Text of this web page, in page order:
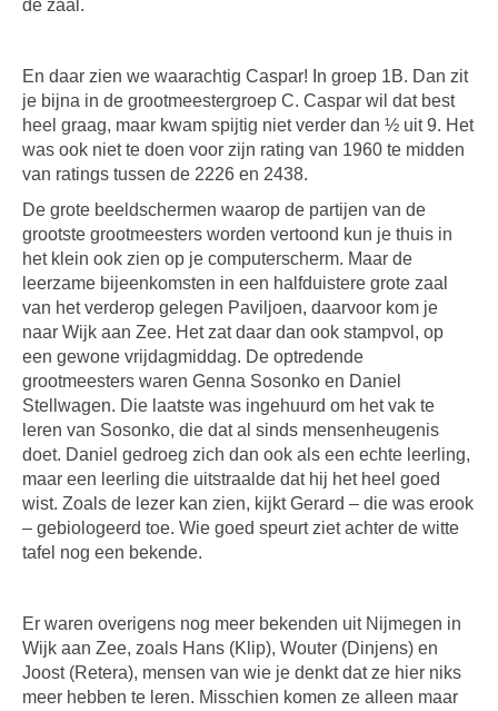
de zaal.
En daar zien we waarachtig Caspar! In groep 1B. Dan zit
je bijna in de grootmeestergroep C. Caspar wil dat best
heel graag, maar kwam spijtig niet verder dan ½ uit 9. Het
was ook niet te doen voor zijn rating van 1960 te midden
van ratings tussen de 2226 en 2438.
De grote beeldschermen waarop de partijen van de
grootste grootmeesters worden vertoond kun je thuis in
het klein ook zien op je computerscherm. Maar de
leerzame bijeenkomsten in een halfduistere grote zaal
van het verderop gelegen Paviljoen, daarvoor kom je
naar Wijk aan Zee. Het zat daar dan ook stampvol, op
een gewone vrijdagmiddag. De optredende
grootmeesters waren Genna Sosonko en Daniel
Stellwagen. Die laatste was ingehuurd om het vak te
leren van Sosonko, die dat al sinds mensenheugenis
doet. Daniel gedroeg zich dan ook als een echte leerling,
maar een leerling die uitstraalde dat hij het heel goed
wist. Zoals de lezer kan zien, kijkt Gerard – die was erook
– gebiologeerd toe. Wie goed speurt ziet achter de witte
tafel nog een bekende.
Er waren overigens nog meer bekenden uit Nijmegen in
Wijk aan Zee, zoals Hans (Klip), Wouter (Dinjens) en
Joost (Retera), mensen van wie je denkt dat ze hier niks
meer hebben te leren. Misschien komen ze alleen maar